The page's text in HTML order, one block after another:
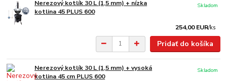
Nerezový kotlík 30 L (1,5 mm) + nízka
kotlina 45 PLUS 600
254,00 EUR/ks
Skladom
Pridať do košíka
Nerezový kotlík 30 L (1,5 mm) + vysoká
kotlina 45 cm PLUS 600
Skladom